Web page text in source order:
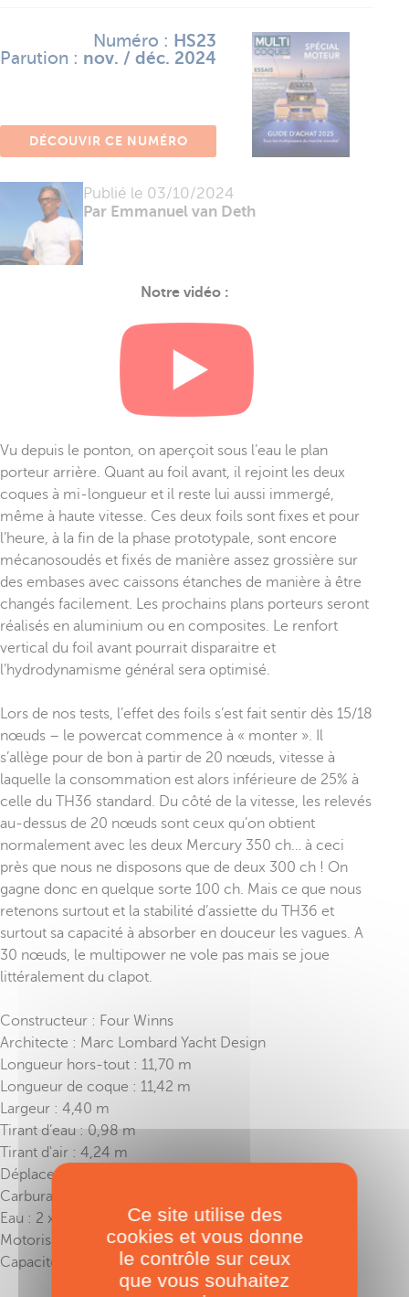
Publié le 03/10/2024
Par Emmanuel van Deth
Numéro : HS23
Parution : nov. / déc. 2024
DÉCOUVIR CE NUMÉRO
Notre vidéo :
Vu depuis le ponton, on aperçoit sous l’eau le plan
porteur arrière. Quant au foil avant, il rejoint les deux
coques à mi-longueur et il reste lui aussi immergé,
même à haute vitesse. Ces deux foils sont fixes et pour
l’heure, à la fin de la phase prototypale, sont encore
mécanosoudés et fixés de manière assez grossière sur
des embases avec caissons étanches de manière à être
changés facilement. Les prochains plans porteurs seront
réalisés en aluminium ou en composites. Le renfort
vertical du foil avant pourrait disparaitre et
l’hydrodynamisme général sera optimisé.
Lors de nos tests, l’effet des foils s’est fait sentir dès 15/18
nœuds – le powercat commence à « monter ». Il
s’allège pour de bon à partir de 20 nœuds, vitesse à
laquelle la consommation est alors inférieure de 25% à
celle du TH36 standard. Du côté de la vitesse, les relevés
au-dessus de 20 nœuds sont ceux qu’on obtient
normalement avec les deux Mercury 350 ch… à ceci
près que nous ne disposons que de deux 300 ch ! On
gagne donc en quelque sorte 100 ch. Mais ce que nous
retenons surtout et la stabilité d’assiette du TH36 et
surtout sa capacité à absorber en douceur les vagues. A
30 nœuds, le multipower ne vole pas mais se joue
littéralement du clapot.
Constructeur : Four Winns
Architecte : Marc Lombard Yacht Design
Longueur hors-tout : 11,70 m
Longueur de coque : 11,42 m
Largeur : 4,40 m
Tirant d’eau : 0,98 m
Tirant d'air : 4,24 m
Déplacement : 7,24 t
Carburant : 2 x 465 l
Eau : 2 x 95 l
Motorisation : 2 x HB 300/350 ch
Capacité CE : B8/C12
Ce site utilise des
cookies et vous donne
le contrôle sur ceux
que vous souhaitez